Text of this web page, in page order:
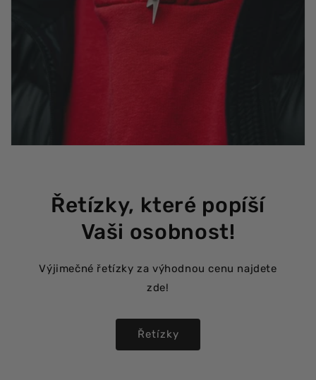
Řetízky, které popíší
Vaši osobnost!
Výjimečné řetízky za výhodnou cenu najdete
zde!
Řetízky